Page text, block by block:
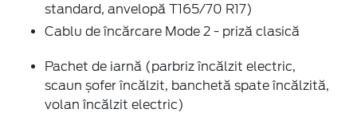
standard, anvelopă T165/70 R17)
Cablu de încărcare Mode 2 - priză clasică
Pachet de iarnă (parbriz încălzit electric,
scaun șofer încălzit, banchetă spate încălzită,
volan încălzit electric)